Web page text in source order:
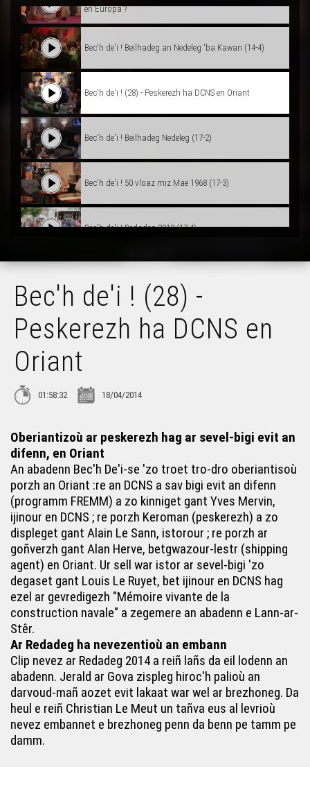
en Europa ?
Bec'h de'i ! Beilhadeg an Nedeleg 'ba Kawan (14-4)
Bec'h de'i ! (28) - Peskerezh ha DCNS en Oriant
Bec'h de'i ! Beilhadeg Nedeleg (17-2)
Bec'h de'i ! 50 vloaz miz Mae 1968 (17-3)
Bec'h de'i ! Redadeg 2018 (17-4)
Bec'h de'i ! 19 - Kan ar Bobl, gourfenn 2013
Bec'h de'i ! 12 – Ar yezh hag ar feiz, breur ha c'hoar e
Bec'h de'i ! 45 bloaz ar CRBC (14-3)
Bec'h de'i ! 15 vloaz Skolaj Diwan ar Mor-Bihan (14-2)
Bec'h de'i ! Tri miz war-lerc'h, piv eo Charlie ? (14-7)
Bec'h de'i ! 14 - Beilhadeg er Vro Vigoudenn
Bec'h de'i ! 3 – Ti ar Vevoniezh Rosko
Bec'h de'i ! 20 - Brezhoneg er skol
Bec'h de'i ! (28) -
Peskerezh ha DCNS en
Oriant
01:58:32 18/04/2014
Oberiantizoù ar peskerezh hag ar sevel-bigi evit an
difenn, en Oriant
An abadenn Bec'h De'i-se 'zo troet tro-dro oberiantisoù
porzh an Oriant :re an DCNS a sav bigi evit an difenn
(programm FREMM) a zo kinniget gant Yves Mervin,
ijinour en DCNS ; re porzh Keroman (peskerezh) a zo
displeget gant Alain Le Sann, istorour ; re porzh ar
goñverzh gant Alan Herve, betgwazour-lestr (shipping
agent) en Oriant. Ur sell war istor ar sevel-bigi 'zo
degaset gant Louis Le Ruyet, bet ijinour en DCNS hag
ezel ar gevredigezh "Mémoire vivante de la
construction navale" a zegemere an abadenn e Lann-ar-
Stêr.
Ar Redadeg ha nevezentioù an embann
Clip nevez ar Redadeg 2014 a reiñ lañs da eil lodenn an
abadenn. Jerald ar Gova zispleg hiroc'h palioù an
darvoud-mañ aozet evit lakaat war wel ar brezhoneg. Da
heul e reiñ Christian Le Meut un tañva eus al levrioù
nevez embannet e brezhoneg penn da benn pe tamm pe
damm.